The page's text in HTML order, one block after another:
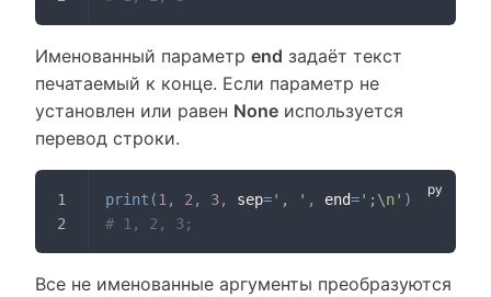
Именованный параметр end задаёт текст
печатаемый к конце. Если параметр не
установлен или равен None используется
перевод строки.
print (1, 2, 3, sep=', ' , end=';\n' )
# 1, 2, 3;
Все не именованные аргументы преобразуются